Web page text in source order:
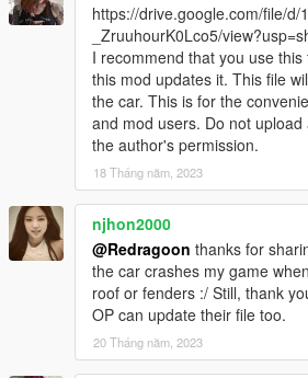
https://drive.google.com/file/d/
_ZruuhourK0Lco5/
I recommend that you use
this mod updates it. This file
the car. This is for the
and mod users. Do not
the author's permission.
18 Tháng năm, 2023
njhon2000
@Redragoon thanks for
the car crashes my game
roof or fenders :/ Still, thank
OP can update their file too.
20 Tháng năm, 2023